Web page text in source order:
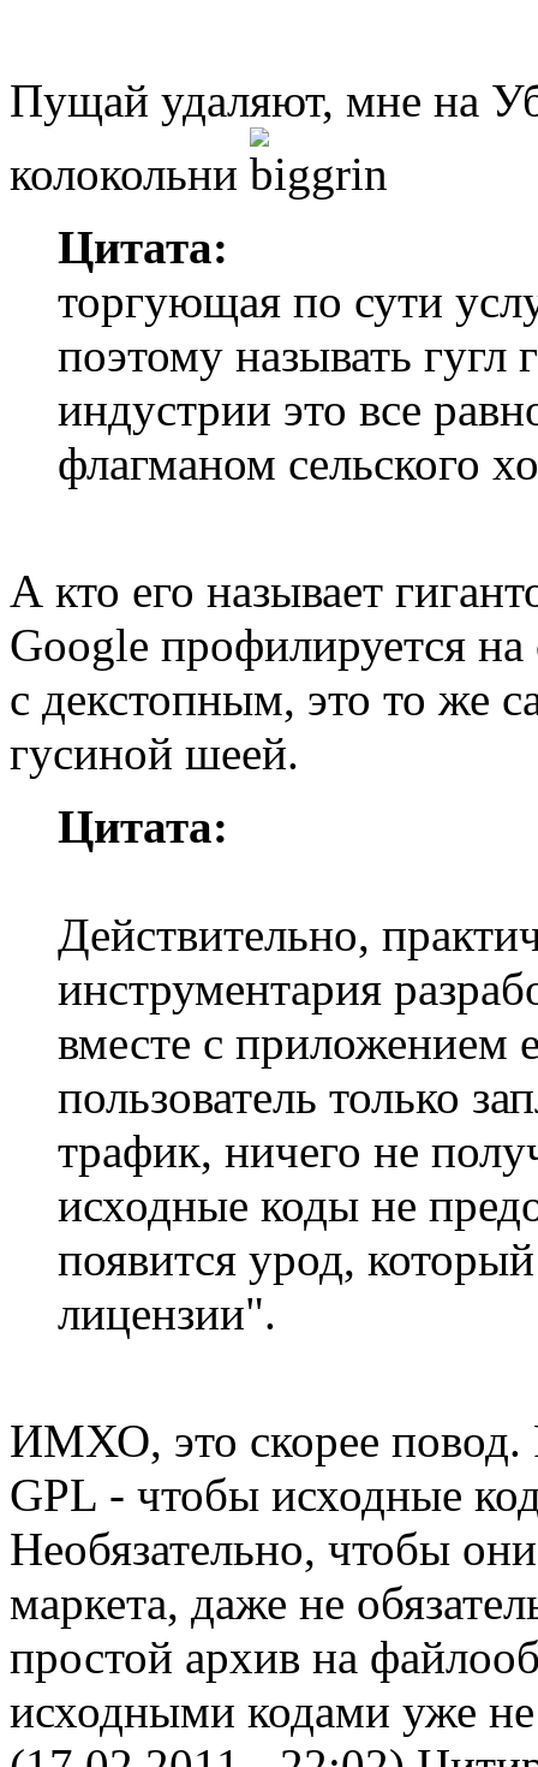
Пущай удаляют, мне на
колокольни
Цитата:
торгующая по сути
поэтому называть гугл
индустрии это все
флагманом сельского
А кто его называет
Google профилируется
с декстопным, это то же
гусиной шеей.
Цитата:
Действительно,
инструментария
вместе с приложением
пользователь только
трафик, ничего не
исходные коды не
появится урод,
лицензии".
ИМХО, это скорее повод.
GPL - чтобы исходные
Необязательно, чтобы
маркета, даже не
простой архив на
исходными кодами уже